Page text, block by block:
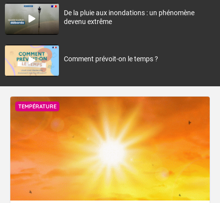
De la pluie aux inondations : un phénomène
devenu extrême
Comment prévoit-on le temps ?
TEMPÉRATURE